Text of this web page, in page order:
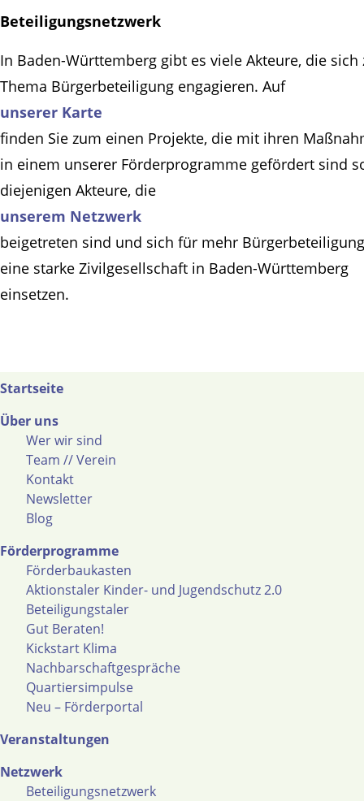
Beteiligungsnetzwerk
In Baden-Württemberg gibt es viele Akteure, die sich
Thema Bürgerbeteiligung engagieren. Auf
unserer Karte
finden Sie zum einen Projekte, die mit ihren
in einem unserer Förderprogramme gefördert sind
diejenigen Akteure, die
unserem Netzwerk
beigetreten sind und sich für mehr
eine starke Zivilgesellschaft in Baden-Württemberg
einsetzen.
Startseite
Über uns
Wer wir sind
Team // Verein
Kontakt
Newsletter
Blog
Förderprogramme
Förderbaukasten
Aktionstaler Kinder- und Jugendschutz 2.0
Beteiligungstaler
Gut Beraten!
Kickstart Klima
Nachbarschaftgespräche
Quartiersimpulse
Neu – Förderportal
Veranstaltungen
Netzwerk
Beteiligungsnetzwerk